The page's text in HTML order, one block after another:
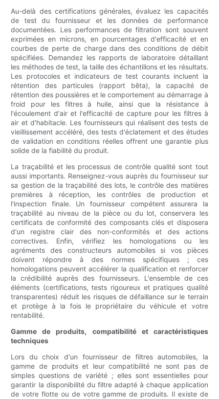
Au-delà des certifications générales, évaluez les capacités
de test du fournisseur et les données de performance
documentées. Les performances de filtration sont souvent
exprimées en microns, en pourcentages d'efficacité et en
courbes de perte de charge dans des conditions de débit
spécifiées. Demandez les rapports de laboratoire détaillant
les méthodes de test, la taille des échantillons et les résultats.
Les protocoles et indicateurs de test courants incluent la
rétention des particules (rapport bêta), la capacité de
rétention des poussières et le comportement au démarrage à
froid pour les filtres à huile, ainsi que la résistance à
l'écoulement d'air et l'efficacité de capture pour les filtres à
air et d'habitacle. Les fournisseurs qui réalisent des tests de
vieillissement accéléré, des tests d'éclatement et des études
de validation en conditions réelles offrent une garantie plus
solide de la fiabilité du produit.
La traçabilité et les processus de contrôle qualité sont tout
aussi importants. Renseignez-vous auprès du fournisseur sur
sa gestion de la traçabilité des lots, le contrôle des matières
premières à réception, les contrôles de production et
l'inspection finale. Un fournisseur compétent assurera la
traçabilité au niveau de la pièce ou du lot, conservera les
certificats de conformité des composants clés et disposera
d'un registre clair des non-conformités et des actions
correctives. Enfin, vérifiez les homologations ou les
agréments des constructeurs automobiles si vos pièces
doivent répondre à des normes spécifiques ; ces
homologations peuvent accélérer la qualification et renforcer
la crédibilité auprès des fournisseurs. L'ensemble de ces
éléments (certifications, tests rigoureux et pratiques qualité
transparentes) réduit les risques de défaillance sur le terrain
et protège à la fois le propriétaire du véhicule et votre
rentabilité.
Gamme de produits, compatibilité et caractéristiques
techniques
Lors du choix d'un fournisseur de filtres automobiles, la
gamme de produits et leur compatibilité ne sont pas de
simples questions de variété ; elles sont essentielles pour
garantir la disponibilité du filtre adapté à chaque application
de votre flotte ou de votre gamme de produits. Il existe de